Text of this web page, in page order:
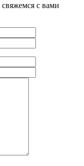
с вами